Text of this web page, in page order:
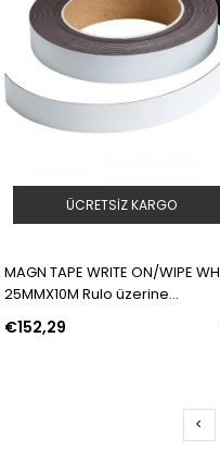
MAGN TAPE WRITE ON/WIPE WH
25MMX10M Rulo üzerine
yazılabilir/silinebilir mıknatıslı
şeritler | Model: 225179 | SKU:
€152,29
ÜCRETSIZ KARGO
<